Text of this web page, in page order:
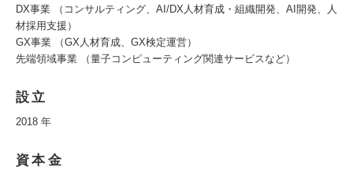
DX事業 （コンサルティング、AI/DX人材育成・組織開発、AI開発、人
材採用支援）
GX事業 （GX人材育成、GX検定運営）
先端領域事業 （量子コンピューティング関連サービスなど）
設立
2018 年
資本金